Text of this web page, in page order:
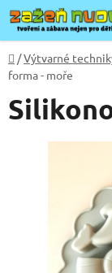
Přejít
na
obsah
Domů
/Výtvarné
forma - moře